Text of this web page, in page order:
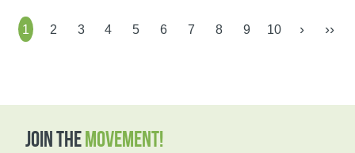
1 2 3 4 5 6 7 8 9 10 › ››
JOIN THEMOVEMENT!